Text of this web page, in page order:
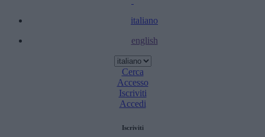
italiano
english
Cerca
Accesso
Iscriviti
Accedi
Iscriviti